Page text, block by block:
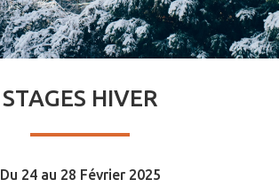
STAGES HIVER
Du 24 au 28 Février 2025